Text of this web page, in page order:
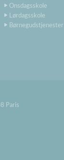
Onsdagsskole
Lørdagsskole
Børnegudstjenester
Paris